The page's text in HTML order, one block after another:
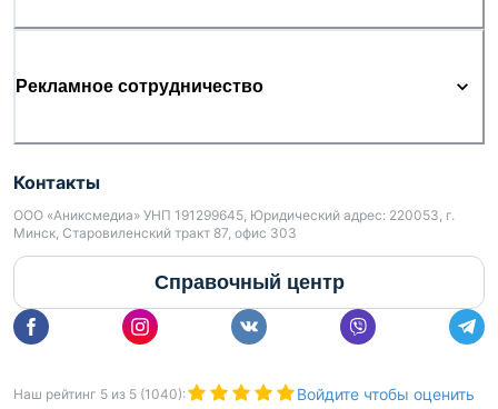
Рекламное сотрудничество
Контакты
ООО «Аниксмедиа» УНП 191299645, Юридический адрес: 220053, г.
Минск, Старовиленский тракт 87, офис 303
Справочный центр
Наш рейтинг 5 из 5 (1040): Войдите чтобы оценить